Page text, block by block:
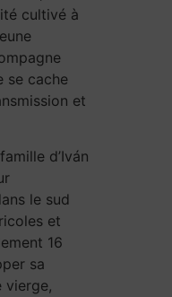
cultivé à
se cache
et
d’Iván
le sud
et
16
sa
vierge,